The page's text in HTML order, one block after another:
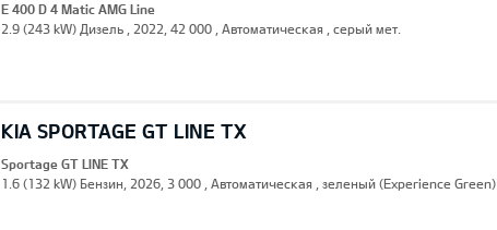
E 400 D 4 Matic AMG Line
2.9 (243 kW) Дизель , 2022, 42 000 , Автоматическая , серый мет.
KIA SPORTAGE GT LINE TX
Sportage GT LINE TX
1.6 (132 kW) Бензин, 2026, 3 000 , Автоматическая , зеленый (Experience Green)